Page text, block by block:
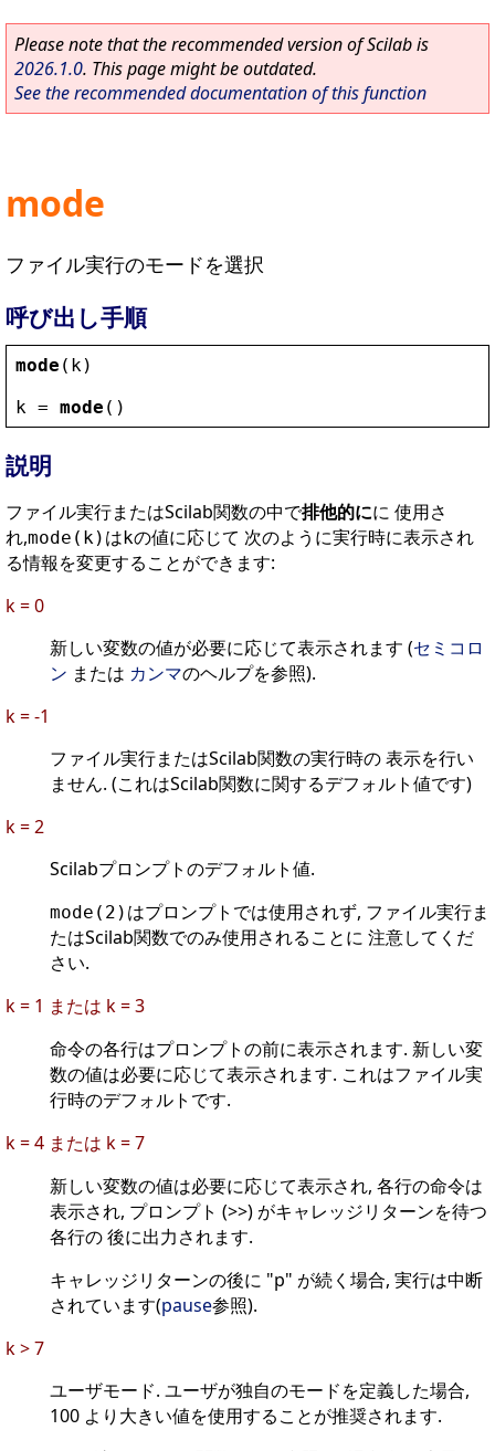
Please note that the recommended version of Scilab is
2026.1.0. This page might be outdated.
See the recommended documentation of this function
mode
ファイル実行のモードを選択
呼び出し手順
mode ( k )
k = mode ()
説明
ファイル実行またはScilab関数の中で排他的にに 使用さ
れ,mode(k) は kの値に応じて 次のように実行時に表示され
る情報を変更することができます:
k = 0
新しい変数の値が必要に応じて表示されます (セミコロ
ン または カンマのヘルプを参照).
k = -1
ファイル実行またはScilab関数の実行時の 表示を行い
ません. (これはScilab関数に関するデフォルト値です)
k = 2
Scilabプロンプトのデフォルト値.
mode(2) はプロンプトでは使用されず, ファイル実行ま
たはScilab関数でのみ使用されることに 注意してくだ
さい.
k = 1 または k = 3
命令の各行はプロンプトの前に表示されます. 新しい変
数の値は必要に応じて表示されます. これはファイル実
行時のデフォルトです.
k = 4 または k = 7
新しい変数の値は必要に応じて表示され, 各行の命令は
表示され, プロンプト (>>) がキャレッジリターンを待つ
各行の 後に出力されます.
キャレッジリターンの後に "p" が続く場合, 実行は中断
されています(pause参照).
k > 7
ユーザモード. ユーザが独自のモードを定義した場合,
100 より大きい値を使用することが推奨されます.